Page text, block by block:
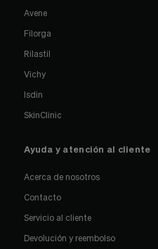
Avene
Filorga
Rilastil
Vichy
Isdin
SkinClinic
Ayuda y atención al cliente
Acerca de nosotros
Contacto
Servicio al cliente
Devolución y reembolso